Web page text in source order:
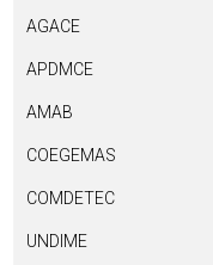
AGACE
APDMCE
AMAB
COEGEMAS
COMDETEC
UNDIME